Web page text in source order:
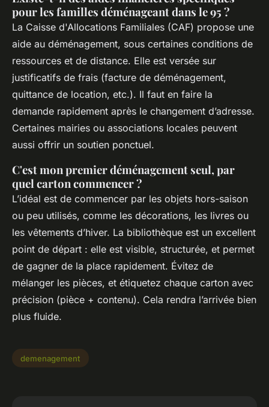
pour les familles déménageant dans le 95 ?
La Caisse d'Allocations Familiales (CAF) propose une
aide au déménagement, sous certaines conditions de
ressources et de distance. Elle est versée sur
justificatifs de frais (facture de déménagement,
quittance de location, etc.). Il faut en faire la
demande rapidement après le changement d’adresse.
Certaines mairies ou associations locales peuvent
aussi offrir un soutien ponctuel.
C'est mon premier déménagement seul, par
quel carton commencer ?
L’idéal est de commencer par les objets hors-saison
ou peu utilisés, comme les décorations, les livres ou
les vêtements d’hiver. La bibliothèque est un excellent
point de départ : elle est visible, structurée, et permet
de gagner de la place rapidement. Évitez de
mélanger les pièces, et étiquetez chaque carton avec
précision (pièce + contenu). Cela rendra l’arrivée bien
plus fluide.
demenagement